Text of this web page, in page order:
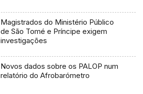
Magistrados do Ministério Público
de São Tomé e Príncipe exigem
investigações
Novos dados sobre os PALOP num
relatório do Afrobarómetro